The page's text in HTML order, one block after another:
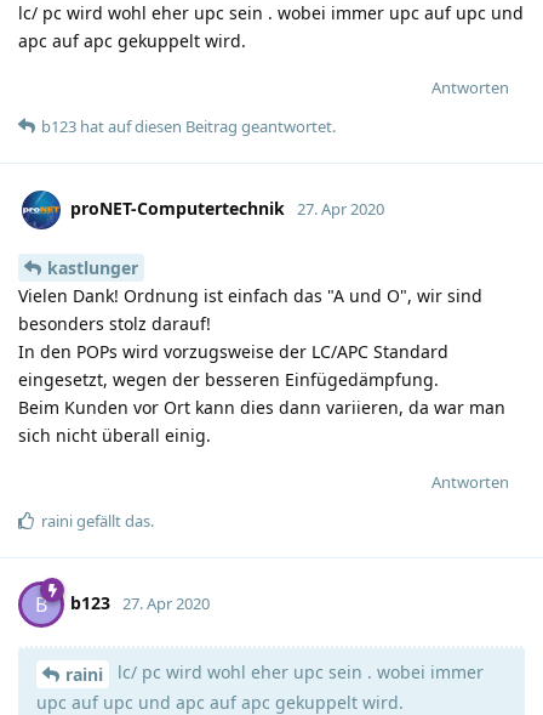
lc/ pc wird wohl eher upc sein . wobei immer upc auf upc und
apc auf apc gekuppelt wird.
Antworten
b123 hatauf diesen Beitrag geantwortet.
proNET-Computertechnik 27. Apr 2020
kastlunger
Vielen Dank! Ordnung ist einfach das "A und O", wir sind
besonders stolz darauf!
In den POPs wird vorzugsweise der LC/APC Standard
eingesetzt, wegen der besseren Einfügedämpfung.
Beim Kunden vor Ort kann dies dann variieren, da war man
sich nicht überall einig.
Antworten
rainigefällt das.
B b123 27. Apr 2020
raini
lc/ pc wird wohl eher upc sein . wobei immer
upc auf upc und apc auf apc gekuppelt wird.